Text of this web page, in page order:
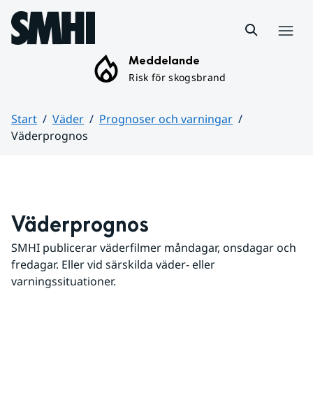
Hoppa till sidans innehåll
Meddelande
Risk för skogsbrand
Start Väder
Prognoser och varningar
Väderprognos
Väderprognos
SMHI publicerar väderfilmer måndagar, onsdagar och
fredagar. Eller vid särskilda väder- eller
varningssituationer.